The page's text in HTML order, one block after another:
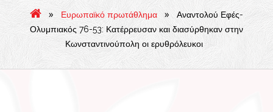
» Ευρωπαϊκό πρωτάθλημα » Αναντολού Εφές-
Ολυμπιακός 76-53: Κατέρρευσαν και διασύρθηκαν στην
Κωνσταντινούπολη οι ερυθρόλευκοι